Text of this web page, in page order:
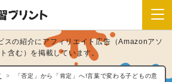
スの紹介にアフィリエイト広告（Amazonアソ
含む）を掲載しています。
「否定」から「肯定」へ!言葉で変わる子どもの意